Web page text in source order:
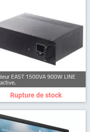
EAST 1500VA 900W LINE
Rupture de stock